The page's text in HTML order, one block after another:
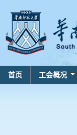
首页 工会概况